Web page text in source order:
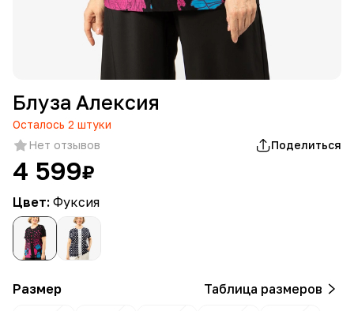
Блуза Алексия
Осталось 2 штуки
Нет отзывов
Поделиться
4 599₽
Цвет: Фуксия
Размер Таблица размеров